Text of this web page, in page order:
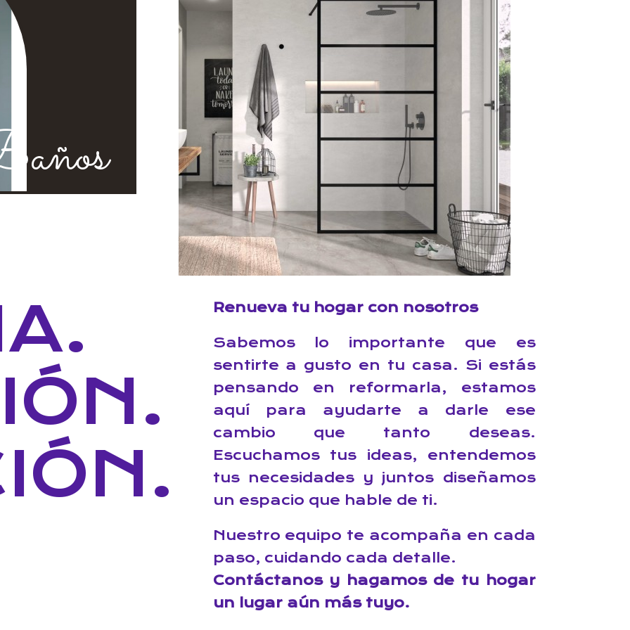
Renueva tu hogar con nosotros
Sabemos lo importante que es
sentirte a gusto en tu casa. Si estás
pensando en reformarla, estamos
aquí para ayudarte a darle ese
cambio que tanto deseas.
Escuchamos tus ideas, entendemos
tus necesidades y juntos diseñamos
un espacio que hable de ti.
Nuestro equipo te acompaña en cada
paso, cuidando cada detalle.
Contáctanos y hagamos de tu hogar
un lugar aún más tuyo.